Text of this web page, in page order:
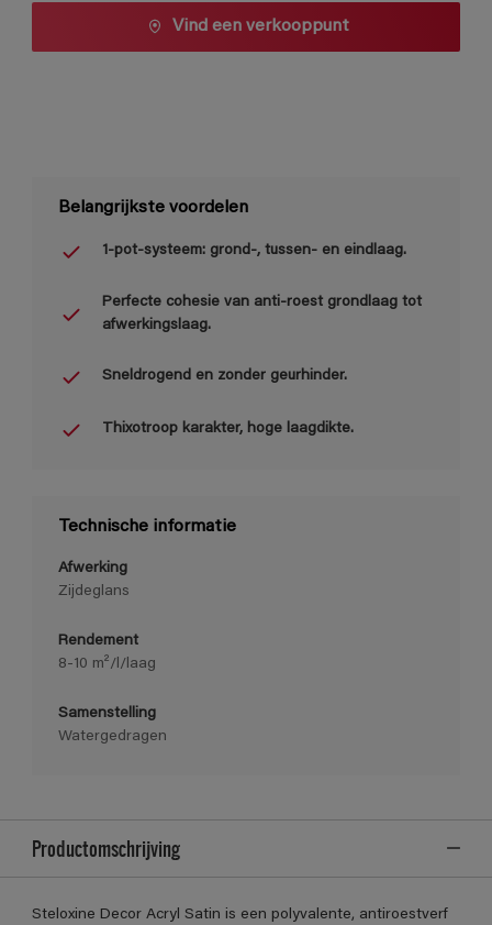
Vind een verkooppunt
Belangrijkste voordelen
1-pot-systeem: grond-, tussen- en eindlaag.
Perfecte cohesie van anti-roest grondlaag tot
afwerkingslaag.
Sneldrogend en zonder geurhinder.
Thixotroop karakter, hoge laagdikte.
Technische informatie
Afwerking
Zijdeglans
Rendement
8-10 m²/l/laag
Samenstelling
Watergedragen
Productomschrijving
Steloxine Decor Acryl Satin is een polyvalente, antiroestverf